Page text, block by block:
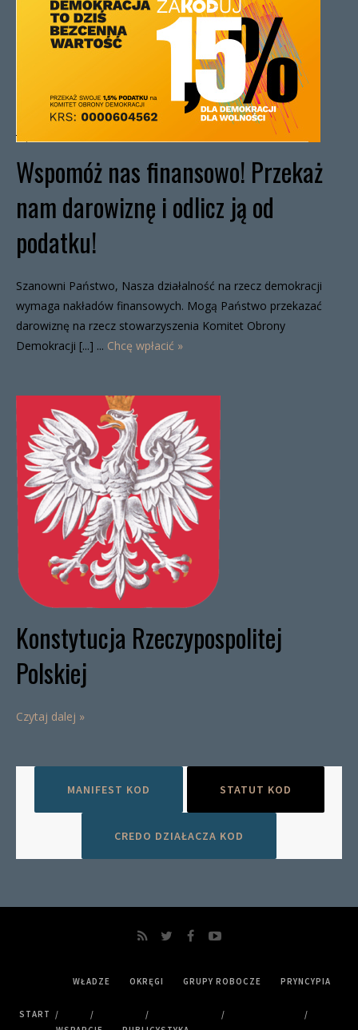
Wspomóż nas finansowo! Przekaż
nam darowiznę i odlicz ją od
podatku!
Szanowni Państwo, Nasza działalność na rzecz demokracji
wymaga nakładów finansowych. Mogą Państwo przekazać
darowiznę na rzecz stowarzyszenia Komitet Obrony
Demokracji [...] ... Chcę wpłacić »
Konstytucja Rzeczypospolitej
Polskiej
Czytaj dalej »
MANIFEST KOD STATUT KOD
CREDO DZIAŁACZA KOD
START
WŁADZE OKRĘGI GRUPY ROBOCZE PRYNCYPIA